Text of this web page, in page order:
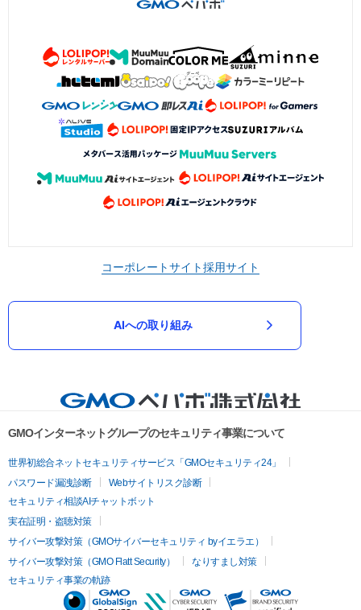
コーポレートサイト採用サイト
AIへの取り組み
GMOインターネットグループのセキュリティ事業について
世界初総合ネットセキュリティサービス「GMOセキュリティ24」
パスワード漏洩診断
Webサイトリスク診断
セキュリティ相談AIチャットボット
実在証明・盗聴対策
サイバー攻撃対策（GMOサイバーセキュリティ byイエラエ）
サイバー攻撃対策（GMO Flatt Security）
なりすまし対策
セキュリティ事業の軌跡